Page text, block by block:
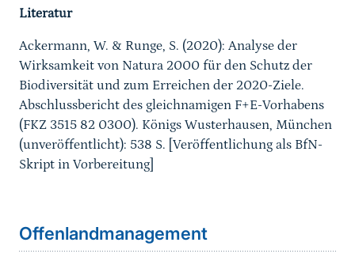
Literatur
Ackermann, W. & Runge, S. (2020): Analyse der
Wirksamkeit von Natura 2000 für den Schutz der
Biodiversität und zum Erreichen der 2020-Ziele.
Abschlussbericht des gleichnamigen F+E-Vorhabens
(FKZ 3515 82 0300). Königs Wusterhausen, München
(unveröffentlicht): 538 S. [Veröffentlichung als BfN-
Skript in Vorbereitung]
Offenlandmanagement